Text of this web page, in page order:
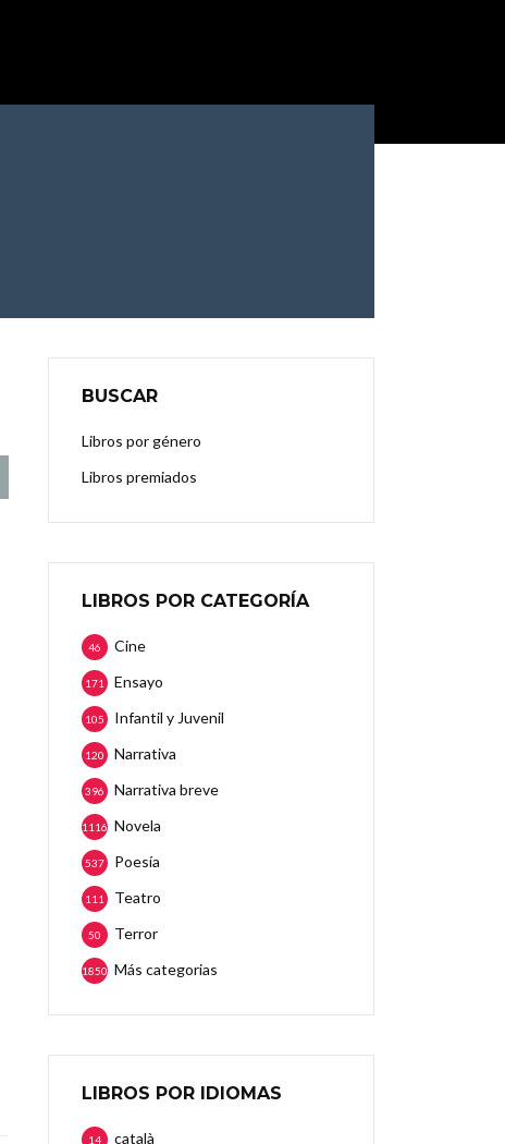
BUSCAR
Libros por género
Libros premiados
LIBROS POR CATEGORÍA
Cine
46
Ensayo
171
Infantil y Juvenil
105
Narrativa
120
Narrativa breve
396
Novela
1116
Poesía
537
Teatro
111
Terror
50
Más categorias
1850
LIBROS POR IDIOMAS
català
14